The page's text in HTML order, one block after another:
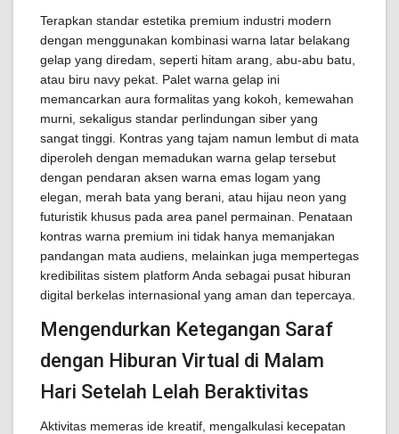
Terapkan standar estetika premium industri modern
dengan menggunakan kombinasi warna latar belakang
gelap yang diredam, seperti hitam arang, abu-abu batu,
atau biru navy pekat. Palet warna gelap ini
memancarkan aura formalitas yang kokoh, kemewahan
murni, sekaligus standar perlindungan siber yang
sangat tinggi. Kontras yang tajam namun lembut di mata
diperoleh dengan memadukan warna gelap tersebut
dengan pendaran aksen warna emas logam yang
elegan, merah bata yang berani, atau hijau neon yang
futuristik khusus pada area panel permainan. Penataan
kontras warna premium ini tidak hanya memanjakan
pandangan mata audiens, melainkan juga mempertegas
kredibilitas sistem platform Anda sebagai pusat hiburan
digital berkelas internasional yang aman dan tepercaya.
Mengendurkan Ketegangan Saraf
dengan Hiburan Virtual di Malam
Hari Setelah Lelah Beraktivitas
Aktivitas memeras ide kreatif, mengalkulasi kecepatan